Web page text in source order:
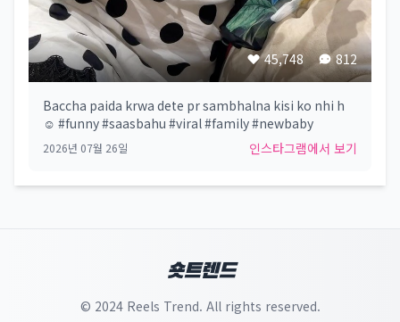
45,748 812
Baccha paida krwa dete pr sambhalna kisi ko nhi h
☺️ #funny #saasbahu #viral #family #newbaby
2026년 07월 26일 인스타그램에서 보기
숏트렌드
© 2024 Reels Trend. All rights reserved.